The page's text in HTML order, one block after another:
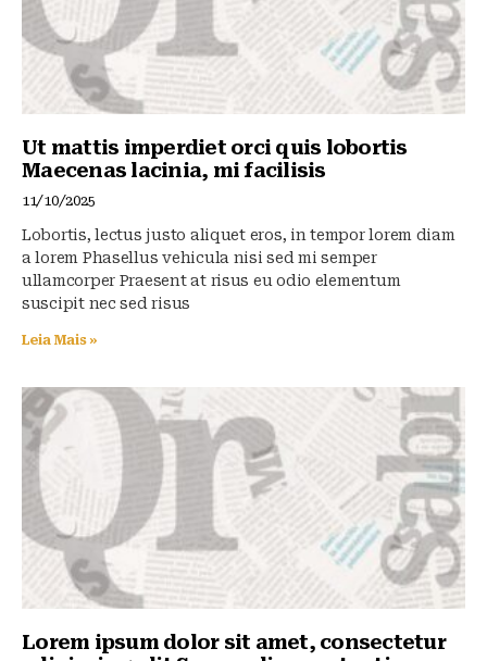
Ut mattis imperdiet orci quis lobortis
Maecenas lacinia, mi facilisis
11/10/2025
Lobortis, lectus justo aliquet eros, in tempor lorem diam
a lorem Phasellus vehicula nisi sed mi semper
ullamcorper Praesent at risus eu odio elementum
suscipit nec sed risus
Leia Mais »
Lorem ipsum dolor sit amet, consectetur